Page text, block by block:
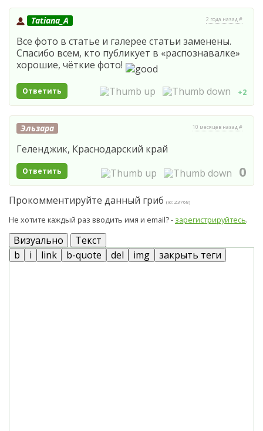
Tatiana_A 2 года назад #
Все фото в статье и галерее статьи заменены.
Спасибо всем, кто публикует в «распознавалке»
хорошие, чёткие фото!
Ответить +2
Эльзара 10 месяцев назад #
Геленджик, Краснодарский край
Ответить 0
Прокомментируйте данный гриб (id: 23768)
Не хотите каждый раз вводить имя и email? - зарегистрируйтесь.
Визуально Текст